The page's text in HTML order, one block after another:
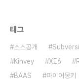
태그
소스공개
Kinvey
XE6
BAAS
파이어몽키